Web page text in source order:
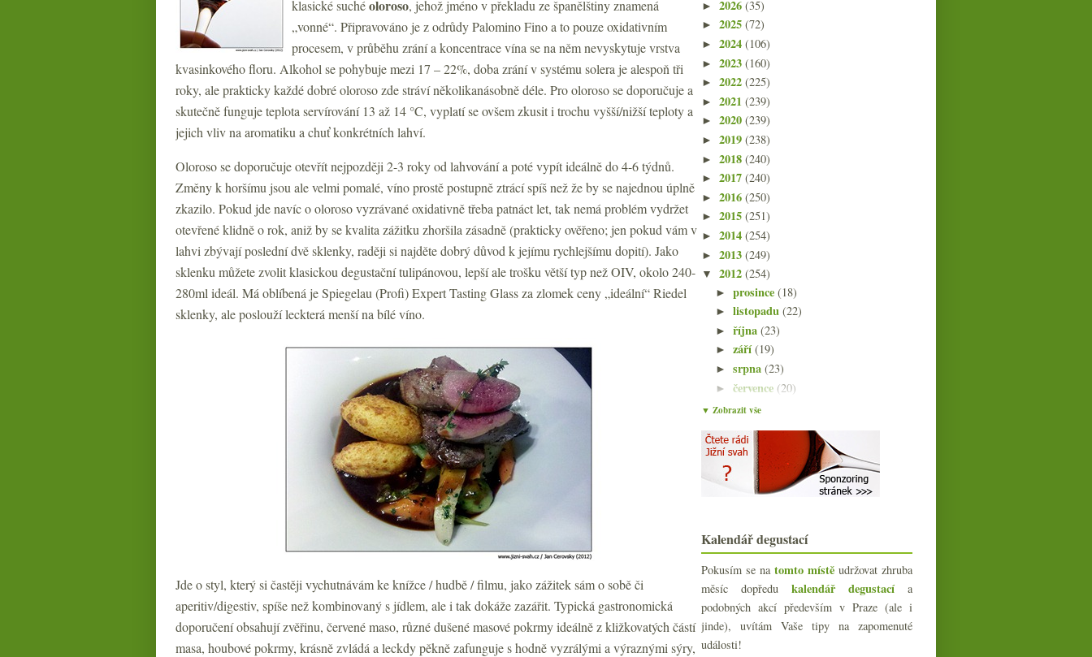
klasické suchéoloroso, jehož jméno v překladu ze španělštiny znamená
„vonné“. Připravováno je z odrůdy Palomino Fino a to pouze oxidativním
procesem, v průběhu zrání a koncentrace vína se na něm nevyskytuje vrstva
kvasinkového floru. Alkohol se pohybuje mezi 17 – 22%, doba zrání v systému solera je alespoň tři
roky, ale prakticky každé dobré oloroso zde stráví několikanásobně déle. Pro oloroso se doporučuje a
skutečně funguje teplota servírování 13 až 14 °C, vyplatí se ovšem zkusit i trochu vyšší/nižší teploty a
jejich vliv na aromatiku a chuť konkrétních lahví.
Oloroso se doporučuje otevřít nejpozději 2-3 roky od lahvování a poté vypít ideálně do 4-6 týdnů.
Změny k horšímu jsou ale velmi pomalé, víno prostě postupně ztrácí spíš než že by se najednou úplně
zkazilo. Pokud jde navíc o oloroso vyzrávané oxidativně třeba patnáct let, tak nemá problém vydržet
otevřené klidně o rok, aniž by se kvalita zážitku zhoršila zásadně (prakticky ověřeno; jen pokud vám v
lahvi zbývají poslední dvě sklenky, raději si najděte dobrý důvod k jejímu rychlejšímu dopití). Jako
sklenku můžete zvolit klasickou degustační tulipánovou, lepší ale trošku větší typ než OIV, okolo 240-
280ml ideál. Má oblíbená je Spiegelau (Profi) Expert Tasting Glass za zlomek ceny „ideální“ Riedel
sklenky, ale poslouží leckterá menší na bílé víno.
Jde o styl, který si častěji vychutnávám ke knížce / hudbě / filmu, jako zážitek sám o sobě či
aperitiv/digestiv, spíše než kombinovaný s jídlem, ale i tak dokáže zazářit. Typická gastronomická
doporučení obsahují zvěřinu, červené maso, různé dušené masové pokrmy ideálně z kližkovatých částí
masa, houbové pokrmy, krásně zvládá a leckdy pěkně zafunguje s hodně vyzrálými a výraznými sýry,
► 2026 (35)
► 2025 (72)
► 2024 (106)
► 2023 (160)
► 2022 (225)
► 2021 (239)
► 2020 (239)
► 2019 (238)
► 2018 (240)
► 2017 (240)
► 2016 (250)
► 2015 (251)
► 2014 (254)
► 2013 (249)
▼ 2012 (254)
►prosince(18)
►listopadu(22)
►října(23)
►září(19)
►srpna(23)
►července (20)
►června
►dubna
▼ března (23)
Bublavé Veltlínské zelené
Nad tiskovými zprávami a PR
Živé víno od Korábů z nové
degustační galerie
Pinot Noir z Čech a Moravy 2007 –
část I.
Výsledky ankety „Alkohol ve víně…“
Franz Strohmeier bílý, růžový,
žlutý, oranžový…
Tannat, Vavřinec a Cabernet &
▼ Zobrazit vše
Kalendář degustací
Pokusím se na tomto místě udržovat zhruba
měsíc dopředu kalendář degustacía
podobných akcí především v Praze (ale i
jinde), uvítám Vaše tipy na zapomenuté
události!